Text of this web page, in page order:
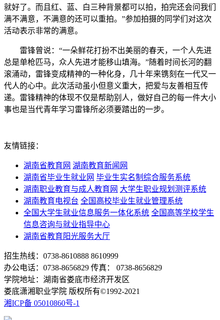
就好了。而且红、蓝、白三种背景都可以拍，拍完还会问我们
满不满意，不满意的还可以重拍。”参加拍摄的同学们对这次
活动表示非常的满意。
雷锋曾说：“一朵鲜花打扮不出美丽的春天，一个人先进
总是单枪匹马，众人先进才能移山填海。”随着时间长河的翻
滚涌动，雷锋变成精神的一种化身，几十年来镌刻在一代又一
代人的心中。此次活动虽小但意义重大，把爱与友善相互传
递。雷锋精神的体现不仅是帮助别人，做好自己的每一件大小
事也是当代青年学习雷锋所必须要踏出的一步。
友情链接：
湖南省教育网 湖南教育新闻网
湖南省毕业生就业网 毕业生实名制综合服务系统
湖南职业教育与成人教育网 大学生职业规划测评系统
湖南教育电视台 全国高校毕业生就业管理系统
全国大学生就业信息服务一体化系统 全国高等学校学生
信息咨询与就业指导中心
湖南省教育阳光服务大厅
招生热线：0738-8610888 8610999
办公电话：0738-8656829 传真： 0738-8656829
学院地址：湖南省娄底市经济开发区
娄底潇湘职业学院 版权所有©1992-2021
湘ICP备 05010860号-1